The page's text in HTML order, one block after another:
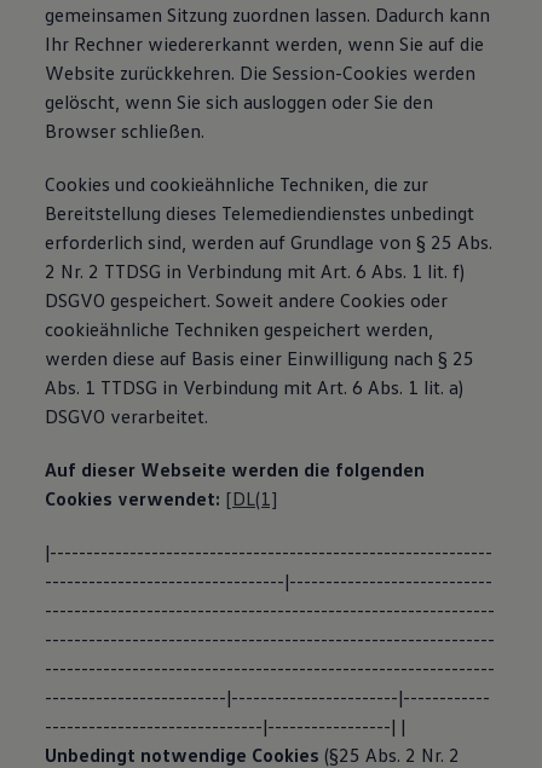
gemeinsamen Sitzung zuordnen lassen. Dadurch kann
Ihr Rechner wiedererkannt werden, wenn Sie auf die
Website zurückkehren. Die Session-Cookies werden
gelöscht, wenn Sie sich ausloggen oder Sie den
Browser schließen.
Cookies und cookieähnliche Techniken, die zur
Bereitstellung dieses Telemediendienstes unbedingt
erforderlich sind, werden auf Grundlage von § 25 Abs.
2 Nr. 2 TTDSG in Verbindung mit Art. 6 Abs. 1 lit. f)
DSGVO gespeichert. Soweit andere Cookies oder
cookieähnliche Techniken gespeichert werden,
werden diese auf Basis einer Einwilligung nach § 25
Abs. 1 TTDSG in Verbindung mit Art. 6 Abs. 1 lit. a)
DSGVO verarbeitet.
Auf dieser Webseite werden die folgenden
Cookies verwendet: [DL(1]
|-------------------------------------------------------------
---------------------------------|----------------------------
--------------------------------------------------------------
--------------------------------------------------------------
--------------------------------------------------------------
-------------------------|-----------------------|------------
------------------------------|-----------------| |
Unbedingt notwendige Cookies (§25 Abs. 2 Nr. 2